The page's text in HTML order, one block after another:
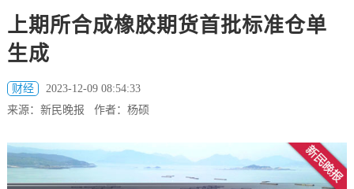
上期所合成橡胶期货首批标准仓单
生成
财经
2023-12-09 08:54:33
来源：新民晚报 作者：杨硕